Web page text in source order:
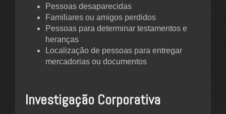
Pessoas desaparecidas
Familiares ou amigos perdidos
Pessoas para determinar testamentos e
heranças
Localização de pessoas para entregar
mercadorias ou documentos
Investigação Corporativa